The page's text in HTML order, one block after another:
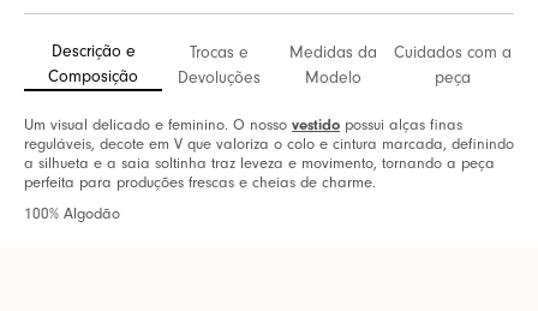
Descrição e
Composição
Trocas e
Devoluções
Medidas da
Modelo
Cuidados com a
peça
Um visual delicado e feminino. O nosso vestido possui alças finas
reguláveis, decote em V que valoriza o colo e cintura marcada, definindo
a silhueta e a saia soltinha traz leveza e movimento, tornando a peça
perfeita para produções frescas e cheias de charme.
100% Algodão